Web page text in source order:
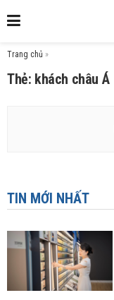
Trang chủ »
Thẻ: khách châu Á
TIN MỚI NHẤT